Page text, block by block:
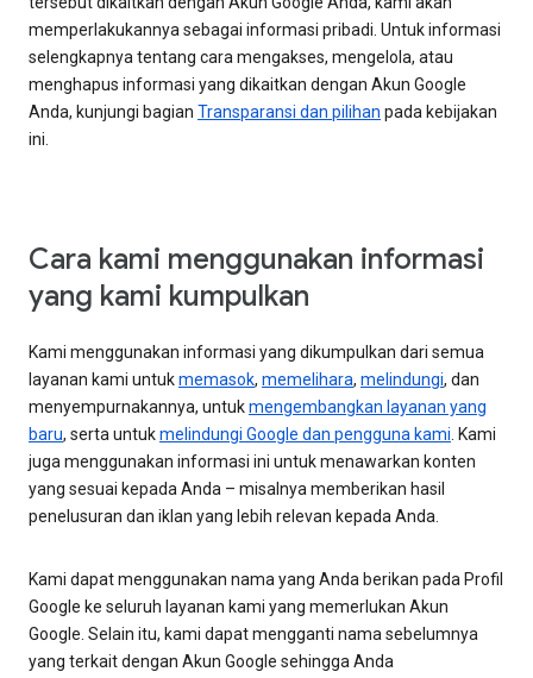
memperlakukannya sebagai informasi pribadi. Untuk informasi
selengkapnya tentang cara mengakses, mengelola, atau
menghapus informasi yang dikaitkan dengan Akun Google
Anda, kunjungi bagian Transparansi dan pilihan pada kebijakan
ini.
Cara kami menggunakan informasi
yang kami kumpulkan
Kami menggunakan informasi yang dikumpulkan dari semua
layanan kami untukmemasok, memelihara, melindungi, dan
menyempurnakannya, untukmengembangkan layanan yang
baru, serta untukmelindungi Google dan pengguna kami. Kami
juga menggunakan informasi ini untuk menawarkan konten
yang sesuai kepada Anda – misalnya memberikan hasil
penelusuran dan iklan yang lebih relevan kepada Anda.
Kami dapat menggunakan nama yang Anda berikan pada Profil
Google ke seluruh layanan kami yang memerlukan Akun
Google. Selain itu, kami dapat mengganti nama sebelumnya
yang terkait dengan Akun Google sehingga Anda